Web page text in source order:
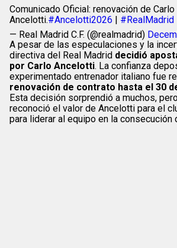
Comunicado Oficial: renovación de Carlo
Ancelotti.#Ancelotti2026 | #RealMadrid
— Real Madrid C.F. (@realmadrid)
A pesar de las especulaciones y la
directiva del Real Madrid decidió
por Carlo Ancelotti. La confianza
experimentado entrenador italiano fue
renovación de contrato hasta el 30
Esta decisión sorprendió a muchos,
reconoció el valor de Ancelotti para el
para liderar al equipo en la consecución